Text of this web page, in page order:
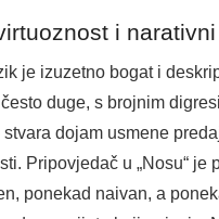
i
je izuzetno bogat i
duge, s brojnim
dojam usmene
Pripovjedač u „Nosu“ je
ponekad naivan, a